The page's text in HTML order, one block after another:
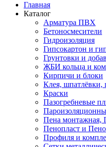
Главная
Каталог
Арматура ПВХ
Бетоносмесители
Гидроизоляция
Гипсокартон и
Грунтовки и
ЖБИ кольца и
Кирпичи и блоки
Клея, шпатлёвки,
Краски
Пазогребневые
Пена монтажная,
Пенопласт и
Профиля и